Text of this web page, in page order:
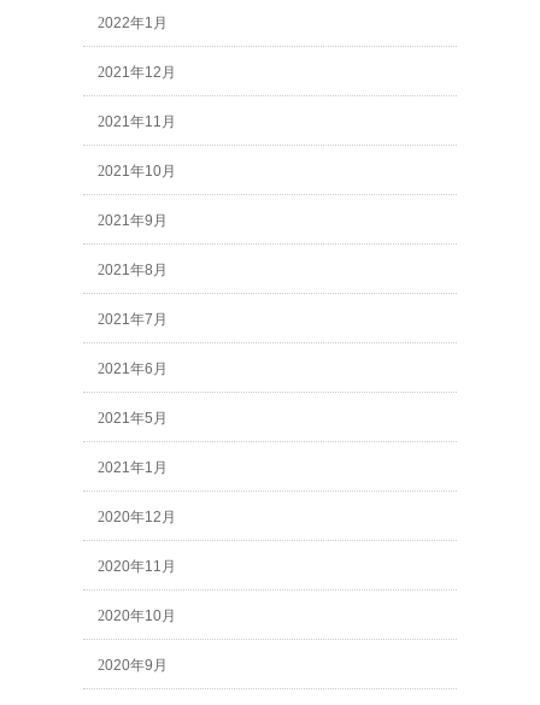
2022年1月
2021年12月
2021年11月
2021年10月
2021年9月
2021年8月
2021年7月
2021年6月
2021年5月
2021年1月
2020年12月
2020年11月
2020年10月
2020年9月